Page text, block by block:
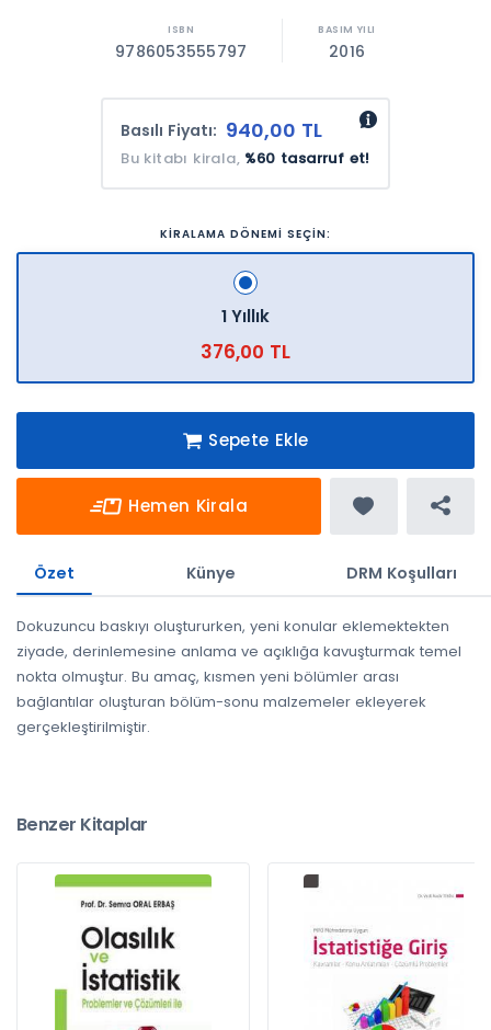
9786053555797 2016
Basılı Fiyatı: 940,00 TL
Bu kitabı kirala, %60 tasarruf et!
KİRALAMA DÖNEMİ SEÇİN:
1 Yıllık
376,00 TL
Sepete Ekle
Hemen Kirala
Özet Künye DRM Koşulları
Dokuzuncu baskıyı oluştururken, yeni konular eklemektekten
ziyade, derinlemesi­ne anlama ve açıklığa kavuşturmak temel
nokta olmuştur. Bu amaç, kısmen yeni bölümler arası
bağlantılar oluşturan bölüm-sonu malzemeler ekleyerek
gerçekleşti­rilmiştir.
Benzer Kitaplar